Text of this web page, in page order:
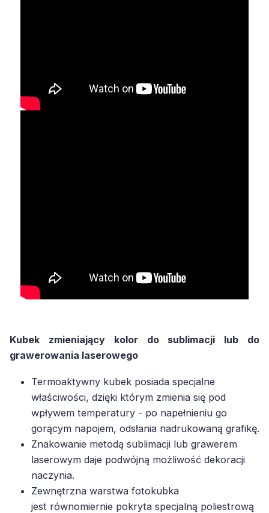
Kubek zmieniający kolor do sublimacji lub do
grawerowania laserowego
Termoaktywny kubek posiada specjalne
właściwości, dzięki którym zmienia się pod
wpływem temperatury - po napełnieniu go
gorącym napojem, odsłania nadrukowaną grafikę.
Znakowanie metodą sublimacji lub grawerem
laserowym daje podwójną możliwość dekoracji
naczynia.
Zewnętrzna warstwa fotokubka
jest równomiernie pokryta specjalną poliestrową